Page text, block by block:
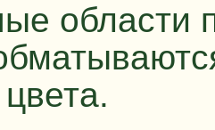
области